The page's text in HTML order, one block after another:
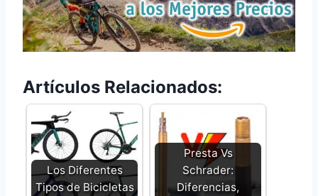
Artículos Relacionados:
Los Diferentes
Tipos de Bicicletas
Presta Vs
Schrader:
Diferencias,